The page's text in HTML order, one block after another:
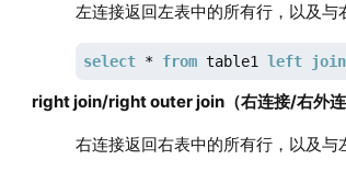
左连接返回左表中的所有行，以及与
select * from table1 left join
right join/right outer join（右连接/右外连
右连接返回右表中的所有行，以及与